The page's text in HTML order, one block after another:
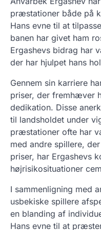
præstationer både på
Hans evne til at
banen har givet ham
Ergashevs bidrag har
der har hjulpet hans
Gennem sin karriere
priser, der fremhæver
dedikation. Disse
til landsholdet under
præstationer ofte har
med andre spillere,
priser, har Ergashevs
højrisikosituationer
I sammenligning med
usbekiske spillere
en blanding af
Hans evne til at